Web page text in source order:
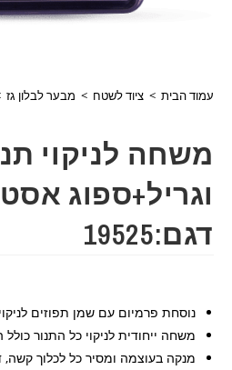
עמוד הבית > ציוד לשטח > מבער לבלון גז
משחה לניקוי
וגריל+ספוג
דגם:19525
נוסחת פרמיום עם שמן תפוזים לניקוי
משחה ייחודית לניקוי כל התנור
מנקה בעוצמה ומסיר כל לכלוך קשה,